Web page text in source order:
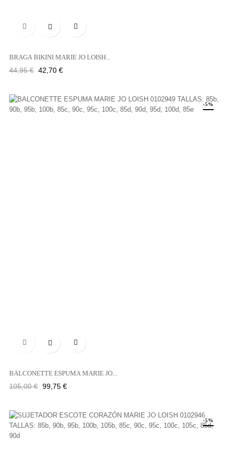

BRAGA BIKINI MARIE JO LOISH...
Precio
44,95 € Precio
42,70 €

BALCONETTE ESPUMA MARIE JO...
Precio
105,00 €
-5%
Precio
99,75 €
-5%